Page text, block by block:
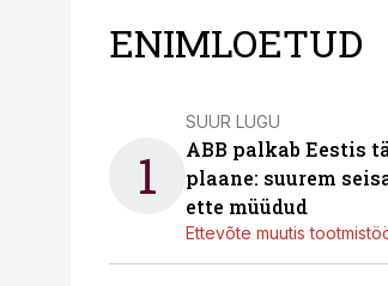
ENIMLOETUD
1
SUUR LUGU
ABB palkab Eestis
plaane: suurem
ette müüdud
Ettevõte muutis